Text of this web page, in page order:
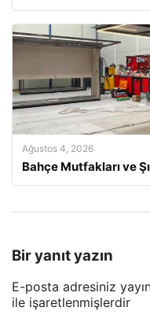
Ağustos 4, 2026
Bahçe Mutfakları ve
Bir yanıt yazın
E-posta adresiniz
ile işaretlenmişlerdir